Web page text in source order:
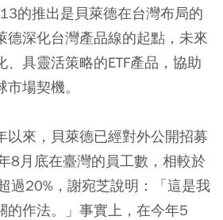
的推出是貝萊德在台灣布局的
德深化台灣產品線的起點，未來
、具靈活策略的ETF產品，協助
場契機。
以來，貝萊德已經對外公開招募
8月底在臺灣的員工數，相較於
過20%，謝宛芝說明：「這是我
的作法。」事實上，在今年5